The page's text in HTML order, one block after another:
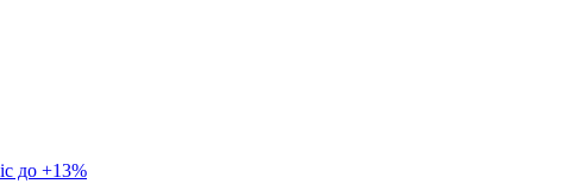
до +13%